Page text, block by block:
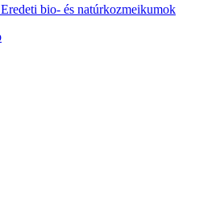
Eredeti bio- és natúrkozmeikumok